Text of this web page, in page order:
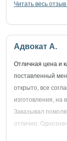
Читать весь
Адвокат А.
Отличная цена и
поставленный
открыто, все
изготовления, на
Заказывал
отлично.